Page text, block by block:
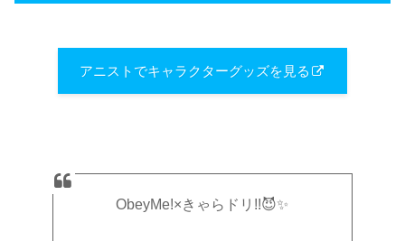
アニストでキャラクターグッズを見る
ObeyMe!×きゃらドリ!!😈✨